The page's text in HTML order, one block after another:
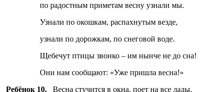
по радостным приметам весну узнали мы.
Узнали по окошкам, распахнутым везде,
узнали по дорожкам, по снеговой воде.
Щебечут птицы звонко – им нынче не до сна!
Они нам сообщают: «Уже пришла весна!»
Ребёнок 10. Весна стучится в окна, поет на все лады,